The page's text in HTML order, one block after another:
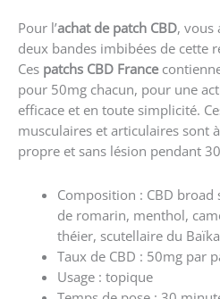
Pour l’achat de patch CBD, vous
deux bandes imbibées de cette
Ces patchs CBD France
pour 50mg chacun, pour une
efficace et en toute simplicité.
musculaires et articulaires sont
propre et sans lésion pendant
Composition : CBD broad
de romarin, menthol,
théier, scutellaire du
Taux de CBD : 50mg par
Usage : topique